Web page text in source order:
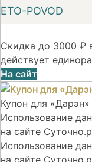
ETO-POVOD
Скидка до 3000 ₽
действует
На сайт
Купон для
Использование
на сайте
Использование